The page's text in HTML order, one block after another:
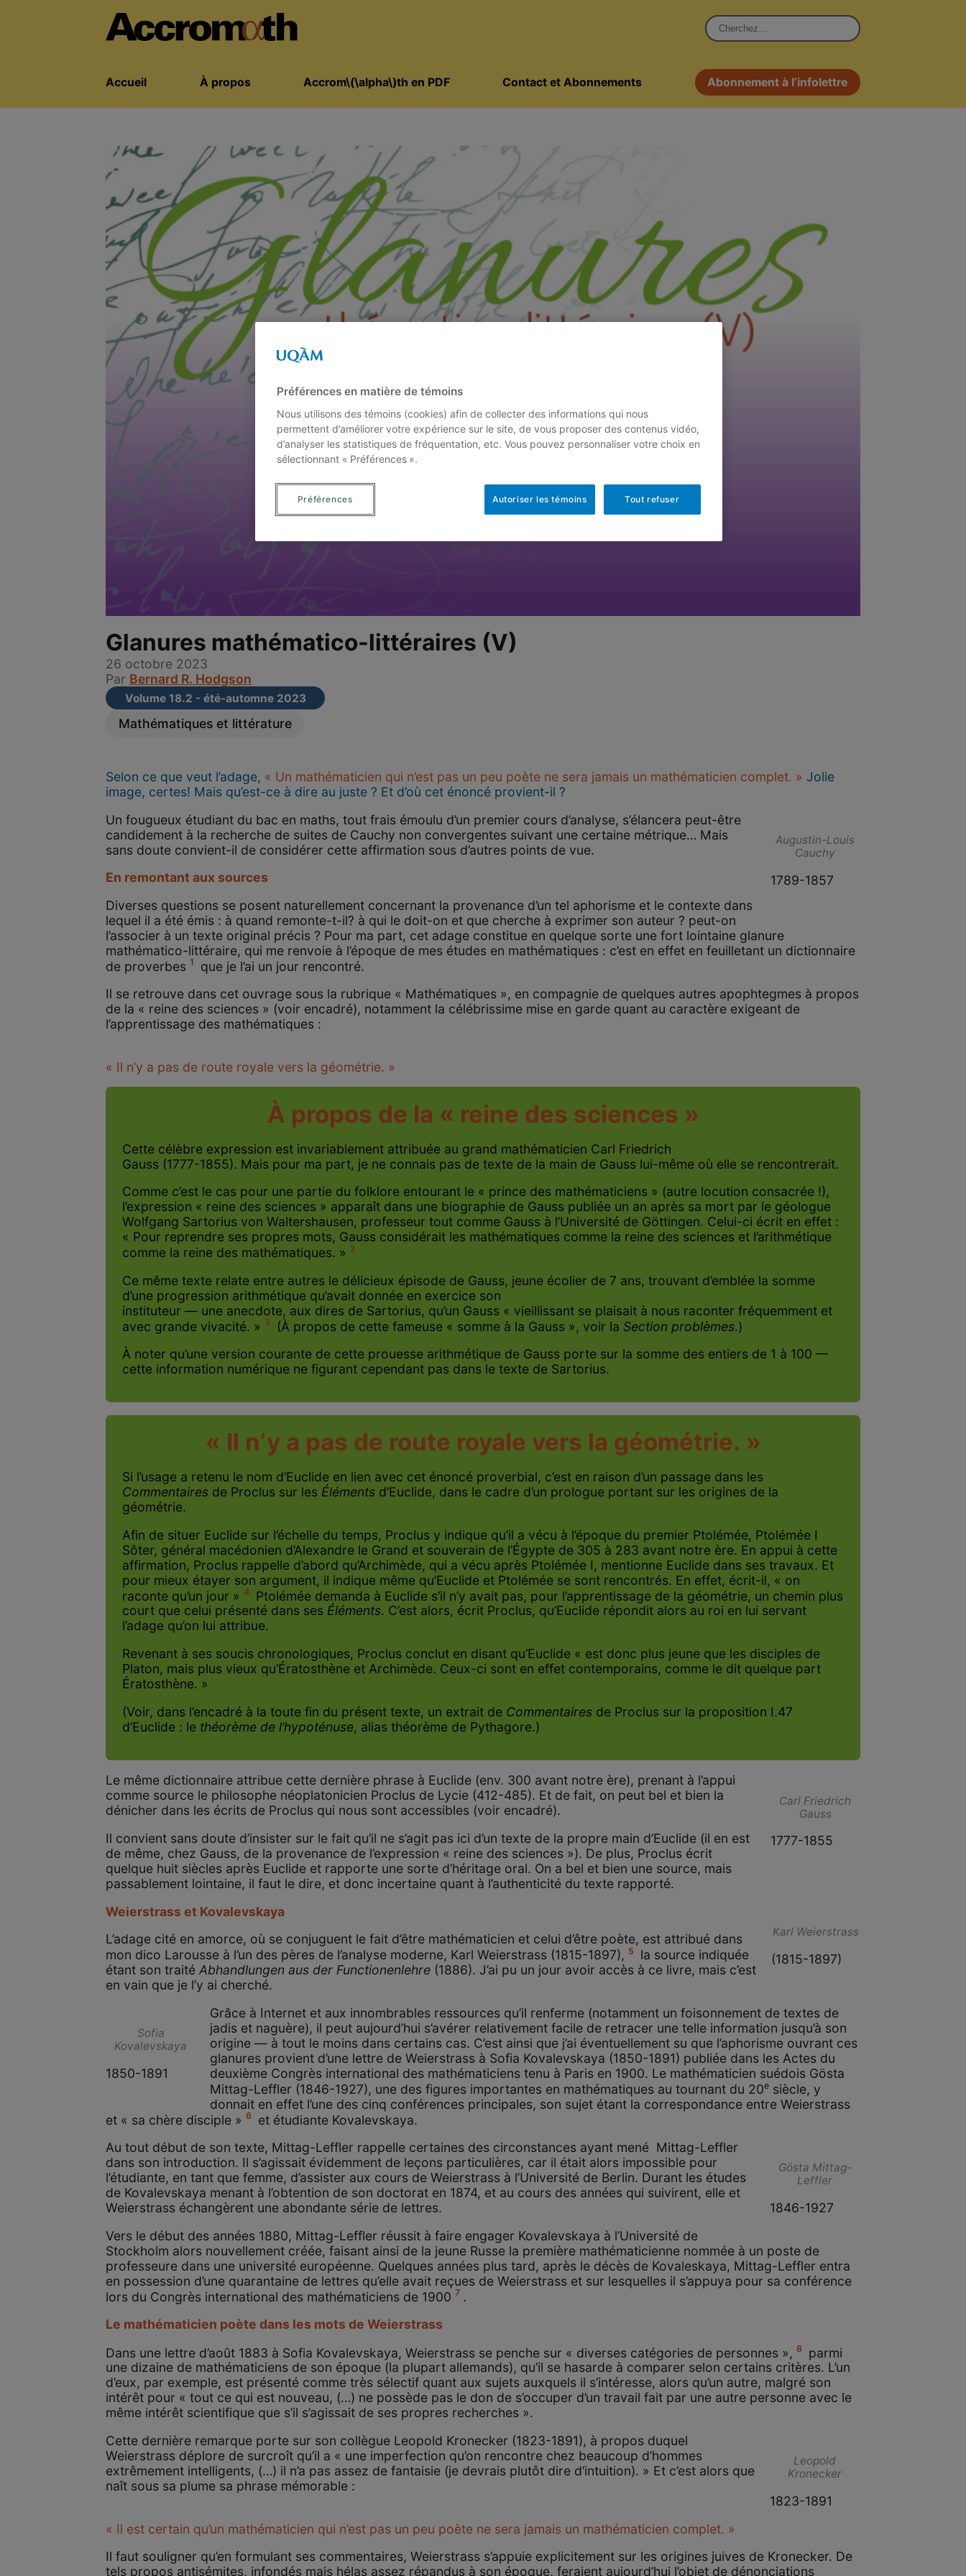
Rechercher :
Accueil À propos Accrom\(\alpha\)th en PDF Contact et Abonnements Abonnement à l’infolettre
Glanures mathématico-littéraires (V)
26 octobre 2023
Par Bernard R. Hodgson
Volume 18.2 - été-automne 2023
Mathématiques et littérature
Selon ce que veut l’adage, « Un mathématicien qui n’est pas un peu poète ne sera jamais un mathématicien complet. » Jolie
image, certes! Mais qu’est-ce à dire au juste ? Et d’où cet énoncé provient-il ?
Augustin-Louis
Cauchy
1789-1857
Un fougueux étudiant du bac en maths, tout frais émoulu d’un premier cours d’analyse, s’élancera peut-être
candidement à la recherche de suites de Cauchy non convergentes suivant une certaine métrique… Mais
sans doute convient-il de considérer cette affirmation sous d’autres points de vue.
En remontant aux sources
Diverses questions se posent naturellement concernant la provenance d’un tel aphorisme et le contexte dans
lequel il a été émis : à quand remonte-t-il? à qui le doit-on et que cherche à exprimer son auteur ? peut-on
l’associer à un texte original précis ? Pour ma part, cet adage constitue en quelque sorte une fort lointaine glanure
mathématico-littéraire, qui me renvoie à l’époque de mes études en mathématiques : c’est en effet en feuilletant un dictionnaire
de proverbes 1
que je l’ai un jour rencontré.
Il se retrouve dans cet ouvrage sous la rubrique « Mathématiques », en compagnie de quelques autres apophtegmes à propos
de la « reine des sciences » (voir encadré), notamment la célébrissime mise en garde quant au caractère exigeant de
l’apprentissage des mathématiques :
« Il n’y a pas de route royale vers la géométrie. »
À propos de la « reine des sciences »
Cette célèbre expression est invariablement attribuée au grand mathématicien Carl Friedrich
Gauss (1777-1855). Mais pour ma part, je ne connais pas de texte de la main de Gauss lui-même où elle se rencontrerait.
Comme c’est le cas pour une partie du folklore entourant le « prince des mathématiciens » (autre locution consacrée !),
l’expression « reine des sciences » apparaît dans une biographie de Gauss publiée un an après sa mort par le géologue
Wolfgang Sartorius von Waltershausen, professeur tout comme Gauss à l’Université de Göttingen. Celui-ci écrit en effet :
« Pour reprendre ses propres mots, Gauss considérait les mathématiques comme la reine des sciences et l’arithmétique
comme la reine des mathématiques. » 2
Ce même texte relate entre autres le délicieux épisode de Gauss, jeune écolier de 7 ans, trouvant d’emblée la somme
d’une progression arithmétique qu’avait donnée en exercice son
instituteur — une anecdote, aux dires de Sartorius, qu’un Gauss « vieillissant se plaisait à nous raconter fréquemment et
avec grande vivacité. » 3 (À propos de cette fameuse « somme à la Gauss », voir la Section problèmes.)
À noter qu’une version courante de cette prouesse arithmétique de Gauss porte sur la somme des entiers de 1 à 100 —
cette information numérique ne figurant cependant pas dans le texte de Sartorius.
« Il n’y a pas de route royale vers la géométrie. »
Si l’usage a retenu le nom d’Euclide en lien avec cet énoncé proverbial, c’est en raison d’un passage dans les
Commentaires de Proclus sur les Éléments d’Euclide, dans le cadre d’un prologue portant sur les origines de la
géométrie.
Afin de situer Euclide sur l’échelle du temps, Proclus y indique qu’il a vécu à l’époque du premier Ptolémée, Ptolémée I
Sôter, général macédonien d’Alexandre le Grand et souverain de l’Égypte de 305 à 283 avant notre ère. En appui à cette
affirmation, Proclus rappelle d’abord qu’Archimède, qui a vécu après Ptolémée I, mentionne Euclide dans ses travaux. Et
pour mieux étayer son argument, il indique même qu’Euclide et Ptolémée se sont rencontrés. En effet, écrit-il, « on
raconte qu’un jour » 4
Ptolémée demanda à Euclide s’il n’y avait pas, pour l’apprentissage de la géométrie, un chemin plus
court que celui présenté dans ses Éléments. C’est alors, écrit Proclus, qu’Euclide répondit alors au roi en lui servant
l’adage qu’on lui attribue.
Revenant à ses soucis chronologiques, Proclus conclut en disant qu’Euclide « est donc plus jeune que les disciples de
Platon, mais plus vieux qu’Ératosthène et Archimède. Ceux-ci sont en effet contemporains, comme le dit quelque part
Ératosthène. »
(Voir, dans l’encadré à la toute fin du présent texte, un extrait de Commentaires de Proclus sur la proposition I.47
d’Euclide : le théorème de l’hypoténuse, alias théorème de Pythagore.)
Carl Friedrich
Gauss
1777-1855
Le même dictionnaire attribue cette dernière phrase à Euclide (env. 300 avant notre ère), prenant à l’appui
comme source le philosophe néoplatonicien Proclus de Lycie (412-485). Et de fait, on peut bel et bien la
dénicher dans les écrits de Proclus qui nous sont accessibles (voir encadré).
Il convient sans doute d’insister sur le fait qu’il ne s’agit pas ici d’un texte de la propre main d’Euclide (il en est
de même, chez Gauss, de la provenance de l’expression « reine des sciences »). De plus, Proclus écrit
quelque huit siècles après Euclide et rapporte une sorte d’héritage oral. On a bel et bien une source, mais
passablement lointaine, il faut le dire, et donc incertaine quant à l’authenticité du texte rapporté.
Karl Weierstrass
(1815-1897)
Weierstrass et Kovalevskaya
L’adage cité en amorce, où se conjuguent le fait d’être mathématicien et celui d’être poète, est attribué dans
mon dico Larousse à l’un des pères de l’analyse moderne, Karl Weierstrass (1815-1897), 5
la source indiquée
étant son traitéAbhandlungen aus der Functionenlehre (1886). J’ai pu un jour avoir accès à ce livre, mais c’est
en vain que je l’y ai cherché.
Sofia
Kovalevskaya
1850-1891
Grâce à Internet et aux innombrables ressources qu’il renferme (notamment un foisonnement de textes de
jadis et naguère), il peut aujourd’hui s’avérer relativement facile de retracer une telle information jusqu’à son
origine — à tout le moins dans certains cas. C’est ainsi que j’ai éventuellement su que l’aphorisme ouvrant ces
glanures provient d’une lettre de Weierstrass à Sofia Kovalevskaya (1850-1891) publiée dans les Actes du
deuxième Congrès international des mathématiciens tenu à Paris en 1900. Le mathématicien suédois Gösta
Mittag-Leffler (1846-1927), une des figures importantes en mathématiques au tournant du 20e siècle, y
donnait en effet l’une des cinq conférences principales, son sujet étant la correspondance entre Weierstrass
et « sa chère disciple » 6 et étudiante Kovalevskaya.
Gösta Mittag-
Leffler
1846-1927
Au tout début de son texte, Mittag-Leffler rappelle certaines des circonstances ayant mené Mittag-Leffler
dans son introduction. Il s’agissait évidemment de leçons particulières, car il était alors impossible pour
l’étudiante, en tant que femme, d’assister aux cours de Weierstrass à l’Université de Berlin. Durant les études
de Kovalevskaya menant à l’obtention de son doctorat en 1874, et au cours des années qui suivirent, elle et
Weierstrass échangèrent une abondante série de lettres.
Vers le début des années 1880, Mittag-Leffler réussit à faire engager Kovalevskaya à l’Université de
Stockholm alors nouvellement créée, faisant ainsi de la jeune Russe la première mathématicienne nommée à un poste de
professeure dans une université européenne. Quelques années plus tard, après le décès de Kovaleskaya, Mittag-Leffler entra
en possession d’une quarantaine de lettres qu’elle avait reçues de Weierstrass et sur lesquelles il s’appuya pour sa conférence
lors du Congrès international des mathématiciens de 1900 7 .
Le mathématicien poète dans les mots de Weierstrass
Dans une lettre d’août 1883 à Sofia Kovalevskaya, Weierstrass se penche sur « diverses catégories de personnes », 8
parmi
une dizaine de mathématiciens de son époque (la plupart allemands), qu’il se hasarde à comparer selon certains critères. L’un
d’eux, par exemple, est présenté comme très sélectif quant aux sujets auxquels il s’intéresse, alors qu’un autre, malgré son
intérêt pour « tout ce qui est nouveau, (…) ne possède pas le don de s’occuper d’un travail fait par une autre personne avec le
même intérêt scientifique que s’il s’agissait de ses propres recherches ».
Leopold
Kronecker
1823-1891
Cette dernière remarque porte sur son collègue Leopold Kronecker (1823-1891), à propos duquel
Weierstrass déplore de surcroît qu’il a « une imperfection qu’on rencontre chez beaucoup d’hommes
extrêmement intelligents, (…) il n’a pas assez de fantaisie (je devrais plutôt dire d’intuition). » Et c’est alors que
naît sous sa plume sa phrase mémorable :
« Il est certain qu’un mathématicien qui n’est pas un peu poète ne sera jamais un mathématicien complet. »
Il faut souligner qu’en formulant ses commentaires, Weierstrass s’appuie explicitement sur les origines juives de Kronecker. De
tels propos antisémites, infondés mais hélas assez répandus à son époque, feraient aujourd’hui l’objet de dénonciations
Préférences en matière de témoins
Nous utilisons des témoins (cookies) afin de collecter des informations qui nous
permettent d’améliorer votre expérience sur le site, de vous proposer des contenus vidéo,
d’analyser les statistiques de fréquentation, etc. Vous pouvez personnaliser votre choix en
sélectionnant « Préférences ».
Tout refuser
Autoriser les témoins
Préférences